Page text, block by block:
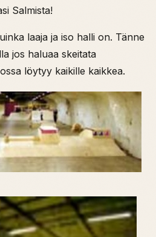
Salmista!
laaja ja iso halli on. Tänne
jos haluaa skeitata
löytyy kaikille kaikkea.